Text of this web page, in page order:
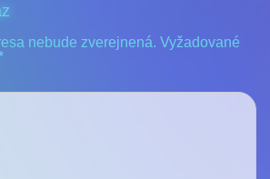
nebude zverejnená. Vyžadované